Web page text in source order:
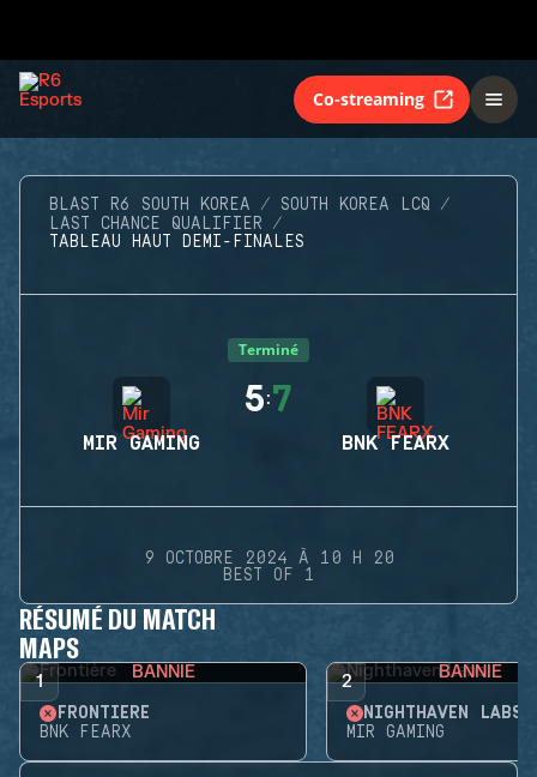
Co-streaming
BLAST R6 SOUTH KOREA
SOUTH KOREA LCQ
LAST CHANCE QUALIFIER
TABLEAU HAUT DEMI-FINALES
Terminé
MIR GAMING
5:7
BNK FEARX
9 OCTOBRE 2024 À 10 H 20
BEST OF 1
RÉSUMÉ DU MATCH
MAPS
1 BANNIE
FRONTIÈRE
BNK FEARX
2 BANNIE
NIGHTHAVEN LABS
MIR GAMING